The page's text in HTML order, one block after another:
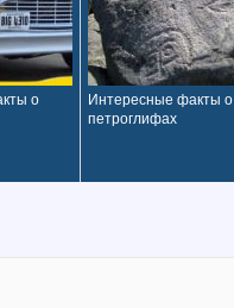
о
Интересные факты о
петроглифах